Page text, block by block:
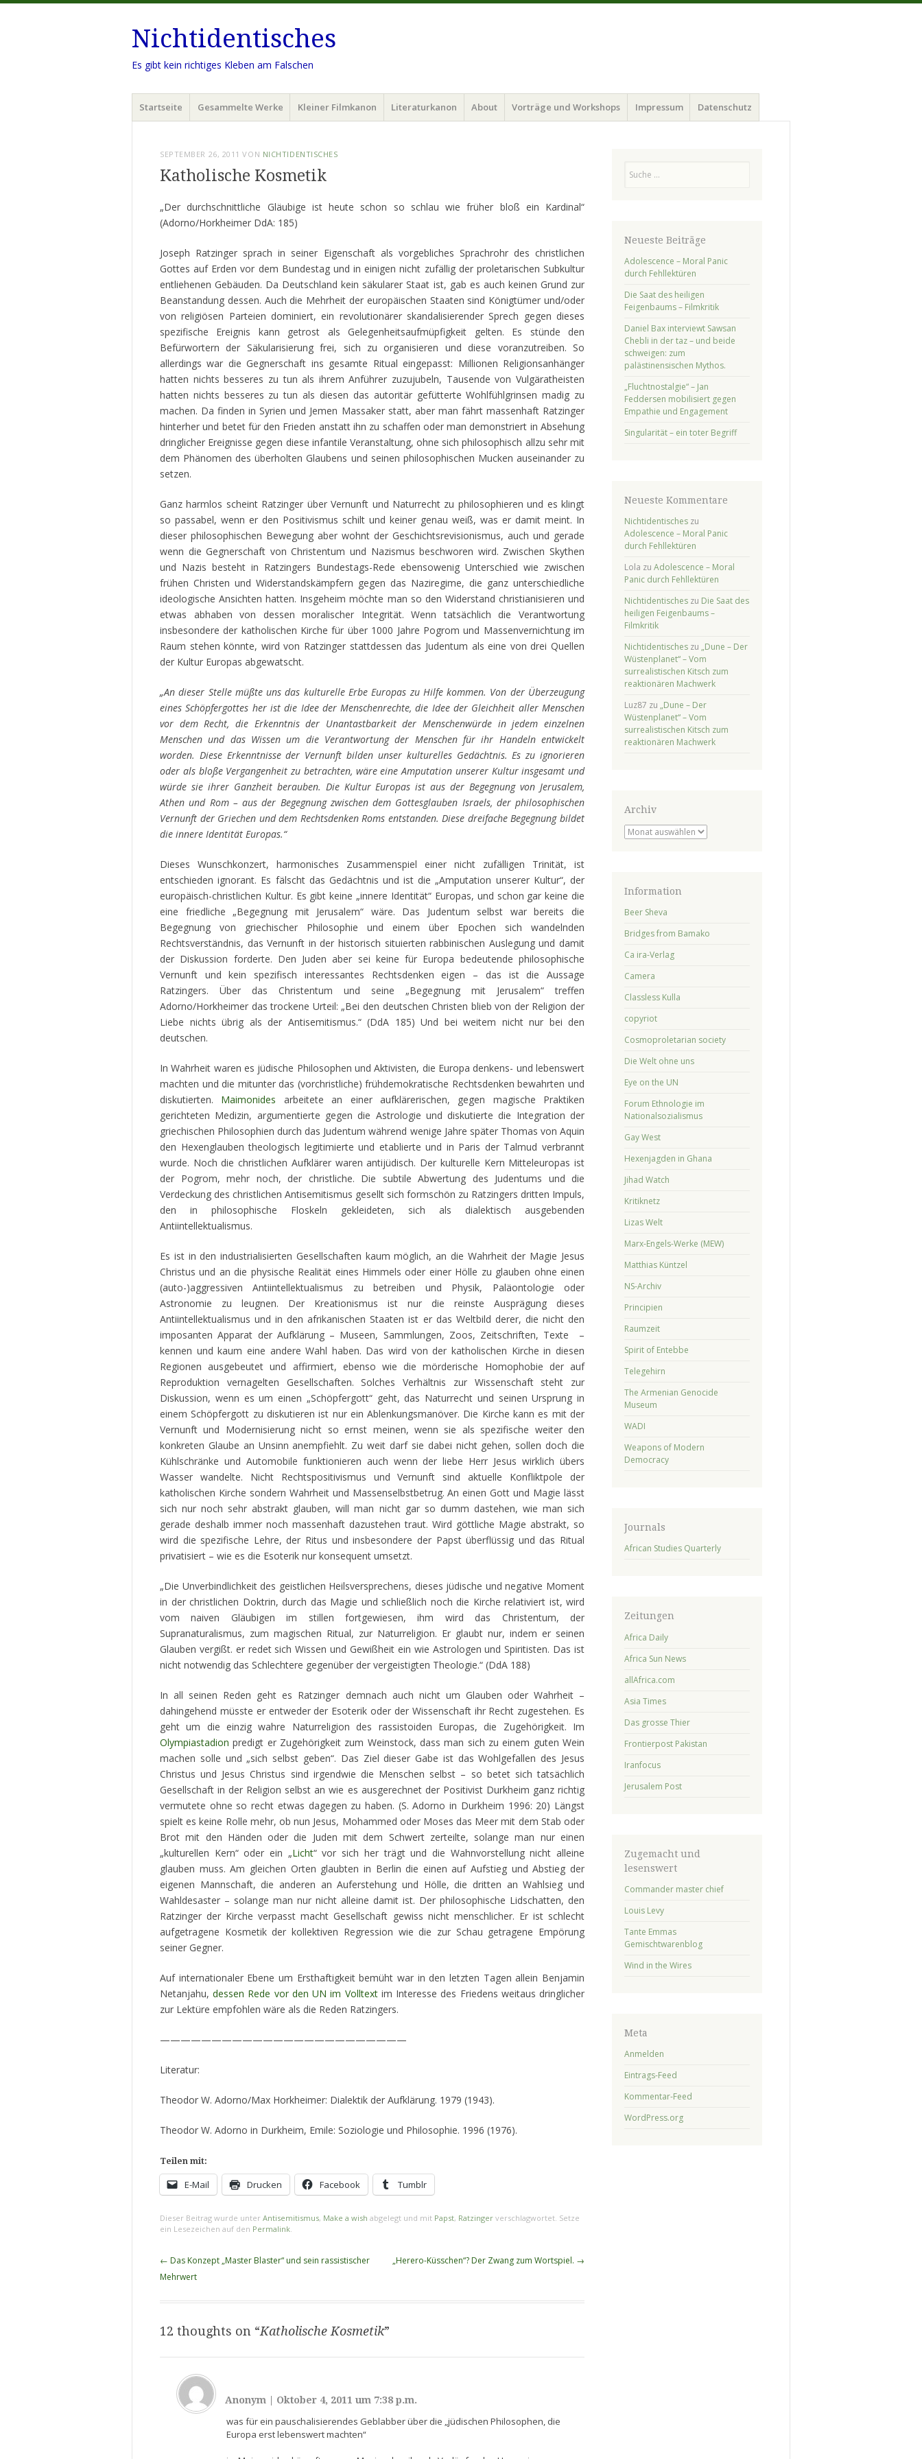
Nichtidentisches
Es gibt kein richtiges Kleben am Falschen
Menü
Zum
Inhalt
Startseite Gesammelte Werke Kleiner Filmkanon Literaturkanon About Vorträge und Workshops Impressum Datenschutz
SEPTEMBER 26, 2011 VON NICHTIDENTISCHES
Katholische Kosmetik
„Der durchschnittliche Gläubige ist heute schon so schlau wie früher bloß ein Kardinal“
(Adorno/Horkheimer DdA: 185)
Joseph Ratzinger sprach in seiner Eigenschaft als vorgebliches Sprachrohr des christlichen
Gottes auf Erden vor dem Bundestag und in einigen nicht zufällig der proletarischen Subkultur
entliehenen Gebäuden. Da Deutschland kein säkularer Staat ist, gab es auch keinen Grund zur
Beanstandung dessen. Auch die Mehrheit der europäischen Staaten sind Königtümer und/oder
von religiösen Parteien dominiert, ein revolutionärer skandalisierender Sprech gegen dieses
spezifische Ereignis kann getrost als Gelegenheitsaufmüpfigkeit gelten. Es stünde den
Befürwortern der Säkularisierung frei, sich zu organisieren und diese voranzutreiben. So
allerdings war die Gegnerschaft ins gesamte Ritual eingepasst: Millionen Religionsanhänger
hatten nichts besseres zu tun als ihrem Anführer zuzujubeln, Tausende von Vulgäratheisten
hatten nichts besseres zu tun als diesen das autoritär gefütterte Wohlfühlgrinsen madig zu
machen. Da finden in Syrien und Jemen Massaker statt, aber man fährt massenhaft Ratzinger
hinterher und betet für den Frieden anstatt ihn zu schaffen oder man demonstriert in Absehung
dringlicher Ereignisse gegen diese infantile Veranstaltung, ohne sich philosophisch allzu sehr mit
dem Phänomen des überholten Glaubens und seinen philosophischen Mucken auseinander zu
setzen.
Ganz harmlos scheint Ratzinger über Vernunft und Naturrecht zu philosophieren und es klingt
so passabel, wenn er den Positivismus schilt und keiner genau weiß, was er damit meint. In
dieser philosophischen Bewegung aber wohnt der Geschichtsrevisionismus, auch und gerade
wenn die Gegnerschaft von Christentum und Nazismus beschworen wird. Zwischen Skythen
und Nazis besteht in Ratzingers Bundestags-Rede ebensowenig Unterschied wie zwischen
frühen Christen und Widerstandskämpfern gegen das Naziregime, die ganz unterschiedliche
ideologische Ansichten hatten. Insgeheim möchte man so den Widerstand christianisieren und
etwas abhaben von dessen moralischer Integrität. Wenn tatsächlich die Verantwortung
insbesondere der katholischen Kirche für über 1000 Jahre Pogrom und Massenvernichtung im
Raum stehen könnte, wird von Ratzinger stattdessen das Judentum als eine von drei Quellen
der Kultur Europas abgewatscht.
„An dieser Stelle müßte uns das kulturelle Erbe Europas zu Hilfe kommen. Von der Überzeugung
eines Schöpfergottes her ist die Idee der Menschenrechte, die Idee der Gleichheit aller Menschen
vor dem Recht, die Erkenntnis der Unantastbarkeit der Menschenwürde in jedem einzelnen
Menschen und das Wissen um die Verantwortung der Menschen für ihr Handeln entwickelt
worden. Diese Erkenntnisse der Vernunft bilden unser kulturelles Gedächtnis. Es zu ignorieren
oder als bloße Vergangenheit zu betrachten, wäre eine Amputation unserer Kultur insgesamt und
würde sie ihrer Ganzheit berauben. Die Kultur Europas ist aus der Begegnung von Jerusalem,
Athen und Rom – aus der Begegnung zwischen dem Gottesglauben Israels, der philosophischen
Vernunft der Griechen und dem Rechtsdenken Roms entstanden. Diese dreifache Begegnung bildet
die innere Identität Europas.“
Dieses Wunschkonzert, harmonisches Zusammenspiel einer nicht zufälligen Trinität, ist
entschieden ignorant. Es fälscht das Gedächtnis und ist die „Amputation unserer Kultur“, der
europäisch-christlichen Kultur. Es gibt keine „innere Identität“ Europas, und schon gar keine die
eine friedliche „Begegnung mit Jerusalem“ wäre. Das Judentum selbst war bereits die
Begegnung von griechischer Philosophie und einem über Epochen sich wandelnden
Rechtsverständnis, das Vernunft in der historisch situierten rabbinischen Auslegung und damit
der Diskussion forderte. Den Juden aber sei keine für Europa bedeutende philosophische
Vernunft und kein spezifisch interessantes Rechtsdenken eigen – das ist die Aussage
Ratzingers. Über das Christentum und seine „Begegnung mit Jerusalem“ treffen
Adorno/Horkheimer das trockene Urteil: „Bei den deutschen Christen blieb von der Religion der
Liebe nichts übrig als der Antisemitismus.“ (DdA 185) Und bei weitem nicht nur bei den
deutschen.
In Wahrheit waren es jüdische Philosophen und Aktivisten, die Europa denkens- und lebenswert
machten und die mitunter das (vorchristliche) frühdemokratische Rechtsdenken bewahrten und
diskutierten. Maimonides arbeitete an einer aufklärerischen, gegen magische Praktiken
gerichteten Medizin, argumentierte gegen die Astrologie und diskutierte die Integration der
griechischen Philosophien durch das Judentum während wenige Jahre später Thomas von Aquin
den Hexenglauben theologisch legitimierte und etablierte und in Paris der Talmud verbrannt
wurde. Noch die christlichen Aufklärer waren antijüdisch. Der kulturelle Kern Mitteleuropas ist
der Pogrom, mehr noch, der christliche. Die subtile Abwertung des Judentums und die
Verdeckung des christlichen Antisemitismus gesellt sich formschön zu Ratzingers dritten Impuls,
den in philosophische Floskeln gekleideten, sich als dialektisch ausgebenden
Antiintellektualismus.
Es ist in den industrialisierten Gesellschaften kaum möglich, an die Wahrheit der Magie Jesus
Christus und an die physische Realität eines Himmels oder einer Hölle zu glauben ohne einen
(auto-)aggressiven Antiintellektualismus zu betreiben und Physik, Paläontologie oder
Astronomie zu leugnen. Der Kreationismus ist nur die reinste Ausprägung dieses
Antiintellektualismus und in den afrikanischen Staaten ist er das Weltbild derer, die nicht den
imposanten Apparat der Aufklärung – Museen, Sammlungen, Zoos, Zeitschriften, Texte –
kennen und kaum eine andere Wahl haben. Das wird von der katholischen Kirche in diesen
Regionen ausgebeutet und affirmiert, ebenso wie die mörderische Homophobie der auf
Reproduktion vernagelten Gesellschaften. Solches Verhältnis zur Wissenschaft steht zur
Diskussion, wenn es um einen „Schöpfergott“ geht, das Naturrecht und seinen Ursprung in
einem Schöpfergott zu diskutieren ist nur ein Ablenkungsmanöver. Die Kirche kann es mit der
Vernunft und Modernisierung nicht so ernst meinen, wenn sie als spezifische weiter den
konkreten Glaube an Unsinn anempfiehlt. Zu weit darf sie dabei nicht gehen, sollen doch die
Kühlschränke und Automobile funktionieren auch wenn der liebe Herr Jesus wirklich übers
Wasser wandelte. Nicht Rechtspositivismus und Vernunft sind aktuelle Konfliktpole der
katholischen Kirche sondern Wahrheit und Massenselbstbetrug. An einen Gott und Magie lässt
sich nur noch sehr abstrakt glauben, will man nicht gar so dumm dastehen, wie man sich
gerade deshalb immer noch massenhaft dazustehen traut. Wird göttliche Magie abstrakt, so
wird die spezifische Lehre, der Ritus und insbesondere der Papst überflüssig und das Ritual
privatisiert – wie es die Esoterik nur konsequent umsetzt.
„Die Unverbindlichkeit des geistlichen Heilsversprechens, dieses jüdische und negative Moment
in der christlichen Doktrin, durch das Magie und schließlich noch die Kirche relativiert ist, wird
vom naiven Gläubigen im stillen fortgewiesen, ihm wird das Christentum, der
Supranaturalismus, zum magischen Ritual, zur Naturreligion. Er glaubt nur, indem er seinen
Glauben vergißt. er redet sich Wissen und Gewißheit ein wie Astrologen und Spiritisten. Das ist
nicht notwendig das Schlechtere gegenüber der vergeistigten Theologie.“ (DdA 188)
In all seinen Reden geht es Ratzinger demnach auch nicht um Glauben oder Wahrheit –
dahingehend müsste er entweder der Esoterik oder der Wissenschaft ihr Recht zugestehen. Es
geht um die einzig wahre Naturreligion des rassistoiden Europas, die Zugehörigkeit. Im
Olympiastadion predigt er Zugehörigkeit zum Weinstock, dass man sich zu einem guten Wein
machen solle und „sich selbst geben“. Das Ziel dieser Gabe ist das Wohlgefallen des Jesus
Christus und Jesus Christus sind irgendwie die Menschen selbst – so betet sich tatsächlich
Gesellschaft in der Religion selbst an wie es ausgerechnet der Positivist Durkheim ganz richtig
vermutete ohne so recht etwas dagegen zu haben. (S. Adorno in Durkheim 1996: 20) Längst
spielt es keine Rolle mehr, ob nun Jesus, Mohammed oder Moses das Meer mit dem Stab oder
Brot mit den Händen oder die Juden mit dem Schwert zerteilte, solange man nur einen
„kulturellen Kern“ oder ein „Licht“ vor sich her trägt und die Wahnvorstellung nicht alleine
glauben muss. Am gleichen Orten glaubten in Berlin die einen auf Aufstieg und Abstieg der
eigenen Mannschaft, die anderen an Auferstehung und Hölle, die dritten an Wahlsieg und
Wahldesaster – solange man nur nicht alleine damit ist. Der philosophische Lidschatten, den
Ratzinger der Kirche verpasst macht Gesellschaft gewiss nicht menschlicher. Er ist schlecht
aufgetragene Kosmetik der kollektiven Regression wie die zur Schau getragene Empörung
seiner Gegner.
Auf internationaler Ebene um Ersthaftigkeit bemüht war in den letzten Tagen allein Benjamin
Netanjahu,dessen Rede vor den UN im Volltextim Interesse des Friedens weitaus dringlicher
zur Lektüre empfohlen wäre als die Reden Ratzingers.
————————————————————————
Literatur:
Theodor W. Adorno/Max Horkheimer: Dialektik der Aufklärung. 1979 (1943).
Theodor W. Adorno in Durkheim, Emile: Soziologie und Philosophie. 1996 (1976).
Teilen mit:
E-Mail Drucken Facebook Tumblr
Dieser Beitrag wurde unter Antisemitismus, Make a wish abgelegt und mit Papst, Ratzinger verschlagwortet. Setze
ein Lesezeichen auf den Permalink.
Beitragsnavigation
← Das Konzept „Master Blaster“ und sein rassistischer
Mehrwert
„Herero-Küsschen“? Der Zwang zum Wortspiel. →
12 thoughts on “Katholische Kosmetik”
Anonym Oktober 4, 2011 um 7:38 p.m.
was für ein pauschalisierendes Geblabber über die „jüdischen Philosophen, die
Europa erst lebenswert machten“
Neueste Beiträge
Adolescence – Moral Panic
durch Fehllektüren
Die Saat des heiligen
Feigenbaums – Filmkritik
Daniel Bax interviewt Sawsan
Chebli in der taz – und beide
schweigen: zum
palästinensischen Mythos.
„Fluchtnostalgie“ – Jan
Feddersen mobilisiert gegen
Empathie und Engagement
Singularität – ein toter Begriff
Neueste Kommentare
Nichtidentischeszu
Adolescence – Moral Panic
durch Fehllektüren
Lola zu Adolescence – Moral
Panic durch Fehllektüren
Nichtidentischeszu Die Saat des
heiligen Feigenbaums –
Filmkritik
Nichtidentischeszu „Dune – Der
Wüstenplanet“ – Vom
surrealistischen Kitsch zum
reaktionären Machwerk
Luz87 zu „Dune – Der
Wüstenplanet“ – Vom
surrealistischen Kitsch zum
reaktionären Machwerk
Archiv
Archiv
Information
Beer Sheva
Bridges from Bamako
Ca ira-Verlag
Camera
Classless Kulla
copyriot
Cosmoproletarian society
Die Welt ohne uns
Eye on the UN
Forum Ethnologie im
Nationalsozialismus
Gay West
Hexenjagden in Ghana
Jihad Watch
Kritiknetz
Lizas Welt
Marx-Engels-Werke (MEW)
Matthias Küntzel
NS-Archiv
Principien
Raumzeit
Spirit of Entebbe
Telegehirn
The Armenian Genocide
Museum
WADI
Weapons of Modern
Democracy
Journals
African Studies Quarterly
Zeitungen
Africa Daily
Africa Sun News
allAfrica.com
Asia Times
Das grosse Thier
Frontierpost Pakistan
Iranfocus
Jerusalem Post
Zugemacht und
lesenswert
Commander master chief
Louis Levy
Tante Emmas
Gemischtwarenblog
Wind in the Wires
Meta
Anmelden
Eintrags-Feed
Kommentar-Feed
WordPress.org